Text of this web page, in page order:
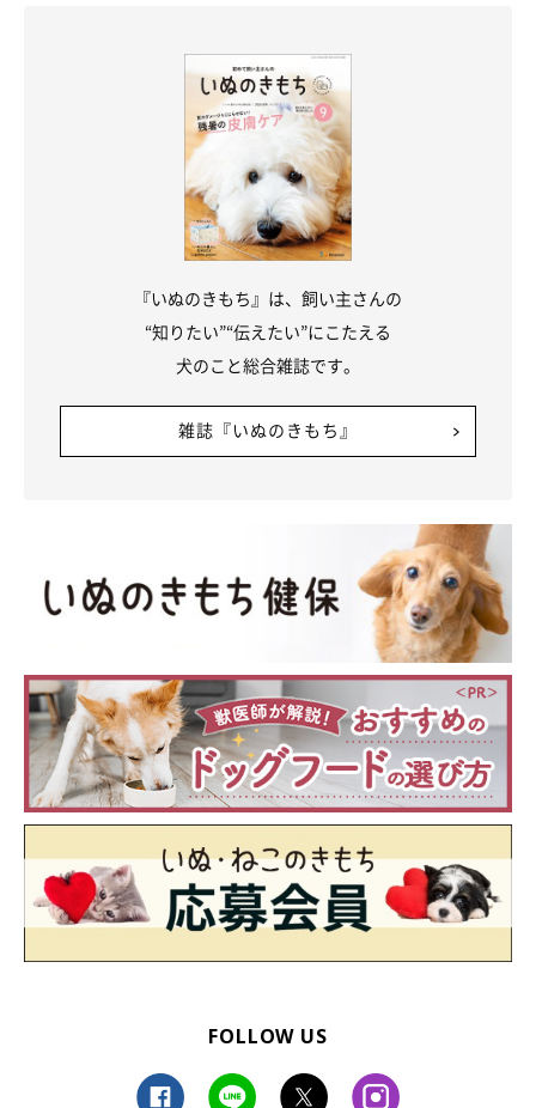
『いぬのきもち』は、飼い主さんの
“知りたい”“伝えたい”にこたえる
犬のこと総合雑誌です。
雑誌『いぬのきもち』
FOLLOW US